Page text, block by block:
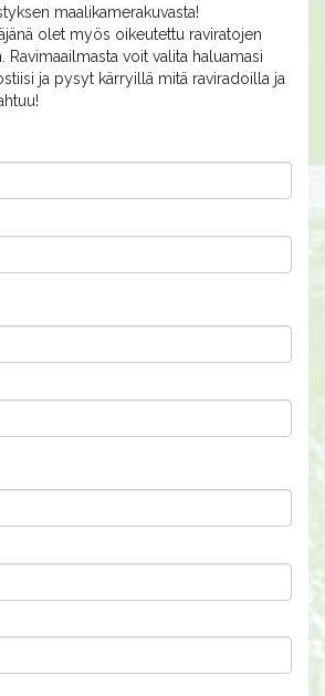
maalikamerakuvasta!
olet myös oikeutettu raviratojen
Ravimaailmasta voit valita haluamasi
ja pysyt kärryillä mitä raviradoilla ja